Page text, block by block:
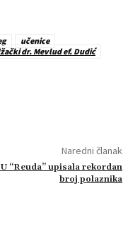
učenice
dr. Mevlud ef. Dudić
Naredni članak
“Reuda” upisala rekordan
broj polaznika